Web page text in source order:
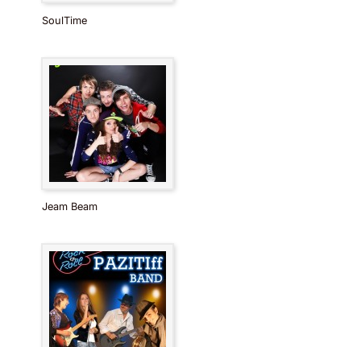
SoulTime
Jeam Beam